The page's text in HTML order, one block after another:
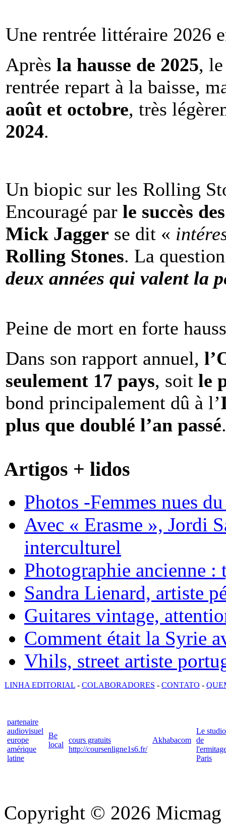
Une rentrée littéraire 2026
Après la hausse de 2025,
rentrée repart à la baisse,
août et octobre, très
2024.
Un biopic sur les Rolling
Encouragé par le succès
Mick Jagger se dit «
Rolling Stones. La
deux années qui valent la
Peine de mort en forte
Dans son rapport annuel,
seulement 17 pays, soit le
bond principalement dû à l’
plus que doublé l’an passé.
Artigos + lidos
Photos -Femmes nues
Avec « Erasme », Jordi
interculturel
Photographie ancienne :
Sandra Lienard, artiste
Guitares vintage,
Comment était la Syrie
Vhils, street artiste
LINHA EDITORIAL - COLABORADORES - CONTATO -
partenaire
audiovisuel
europe
amérique
latine
Be
local
cours gratuits
http://coursenligne1s6.fr/
Akhabacom
Le studio
de
Paris
Copyright © 2026 Micmag